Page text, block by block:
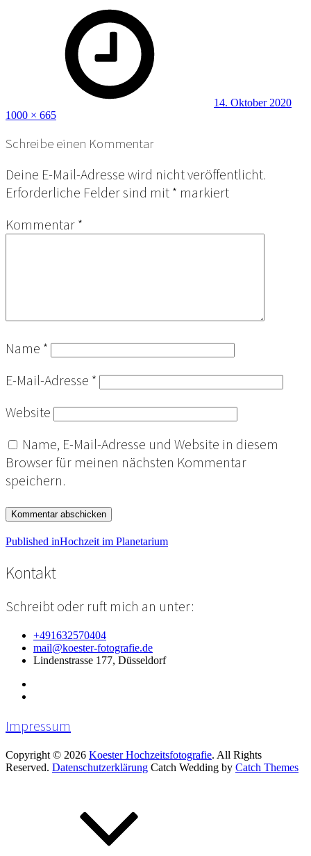
14. Oktober 2020
1000 × 665
Schreibe einen Kommentar
Deine E-Mail-Adresse wird nicht veröffentlicht.
Erforderliche Felder sind mit* markiert
Kommentar*
Name *
E-Mail-Adresse *
Website
Name, E-Mail-Adresse und Website in diesem
Browser für meinen nächsten Kommentar
speichern.
Beitragsnavigation
Published inHochzeit im Planetarium
Kontakt
Schreibt oder ruft mich an unter:
+491632570404
mail@koester-fotografie.de
Lindenstrasse 177, Düsseldorf
Impressum
Copyright © 2026 Koester Hochzeitsfotografie. All Rights
Reserved. Datenschutzerklärung Catch Wedding by Catch Themes